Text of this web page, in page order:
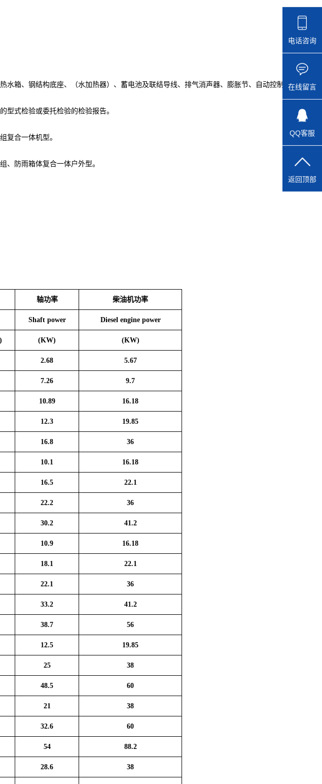
箱、钢结构底座、（水加热器）、蓄电池及联结导线、排气消声器、膨胀节、自动控制屏
式检验或委托检验的检验报告。
复合一体机型。
防雨箱体复合一体户外型。
轴功率 柴油机功率
Shaft power Diesel engine power
(KW) (KW)
2.68 5.67
7.26 9.7
10.89 16.18
12.3 19.85
16.8 36
10.1 16.18
16.5 22.1
22.2 36
30.2 41.2
10.9 16.18
18.1 22.1
22.1 36
33.2 41.2
38.7 56
12.5 19.85
25 38
48.5 60
21 38
32.6 60
54 88.2
28.6 38
电话咨询
在线留言
QQ客服
返回顶部